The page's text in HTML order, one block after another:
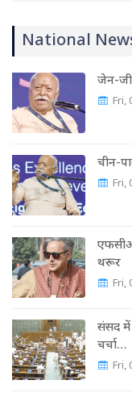
National
जेन-जी
Fri,
चीन-
Fri,
थरूर
Fri,
संसद
चर्चा…
Fri,